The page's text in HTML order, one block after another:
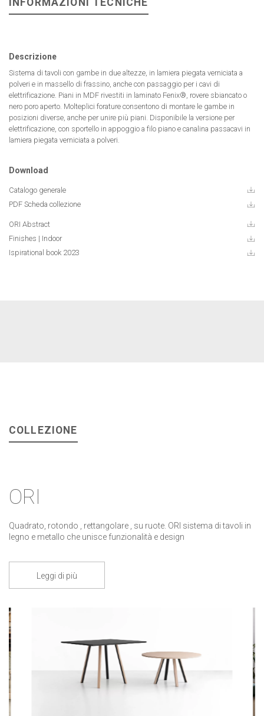
Descrizione
Sistema di tavoli con gambe in due altezze, in lamiera piegata verniciata a
polveri e in massello di frassino, anche con passaggio per i cavi di
elettrificazione. Piani in MDF rivestiti in laminato Fenix®, rovere sbiancato o
nero poro aperto. Molteplici forature consentono di montare le gambe in
posizioni diverse, anche per unire più piani. Disponibile la versione per
elettrificazione, con sportello in appoggio a filo piano e canalina passacavi in
lamiera piegata verniciata a polveri.
Download
Catalogo generale
PDF Scheda collezione
ORI Abstract
Finishes | Indoor
Ispirational book 2023
COLLEZIONE
ORI
Quadrato, rotondo , rettangolare , su ruote. ORI sistema di tavoli in
legno e metallo che unisce funzionalità e design
Leggi di più